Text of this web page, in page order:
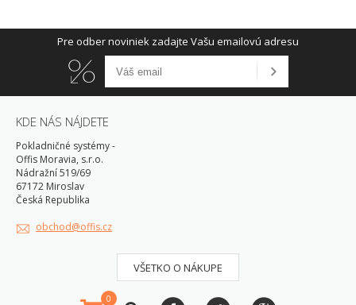
Pre odber noviniek zadajte Vašu emailovú adresu
KDE NÁS NÁJDETE
Pokladničné systémy -
Offis Moravia, s.r.o.
Nádražní 519/69
67172 Miroslav
Česká Republika
obchod@offis.cz
VŠETKO O NÁKUPE
0